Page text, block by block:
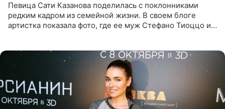
Певица Сати Казанова поделилась с поклонниками
редким кадром из семейной жизни. В своем блоге
артистка показала фото, где ее муж Стефано Тиоццо и